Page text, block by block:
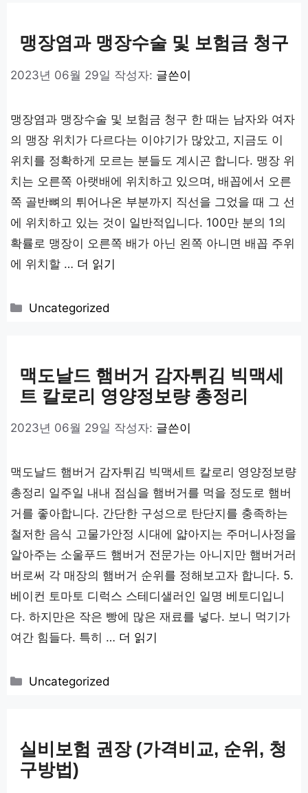
맹장염과 맹장수술 및 보험금 청구
2023년 06월 29일 작성자: 글쓴이
맹장염과 맹장수술 및 보험금 청구 한 때는 남자와 여자
의 맹장 위치가 다르다는 이야기가 많았고, 지금도 이
위치를 정확하게 모르는 분들도 계시곤 합니다. 맹장 위
치는 오른쪽 아랫배에 위치하고 있으며, 배꼽에서 오른
쪽 골반뼈의 튀어나온 부분까지 직선을 그었을 때 그 선
에 위치하고 있는 것이 일반적입니다. 100만 분의 1의
확률로 맹장이 오른쪽 배가 아닌 왼쪽 아니면 배꼽 주위
에 위치할 … 더 읽기
카
Uncategorized
맥도날드 햄버거 감자튀김 빅맥세
트 칼로리 영양정보량 총정리
2023년 06월 29일 작성자: 글쓴이
맥도날드 햄버거 감자튀김 빅맥세트 칼로리 영양정보량
총정리 일주일 내내 점심을 햄버거를 먹을 정도로 햄버
거를 좋아합니다. 간단한 구성으로 탄단지를 충족하는
철저한 음식 고물가안정 시대에 얇아지는 주머니사정을
알아주는 소울푸드 햄버거 전문가는 아니지만 햄버거러
버로써 각 매장의 햄버거 순위를 정해보고자 합니다. 5.
베이컨 토마토 디럭스 스테디샐러인 일명 베토디입니
다. 하지만은 작은 빵에 많은 재료를 넣다. 보니 먹기가
여간 힘들다. 특히 … 더 읽기
카
Uncategorized
실비보험 권장 (가격비교, 순위, 청
구방법)